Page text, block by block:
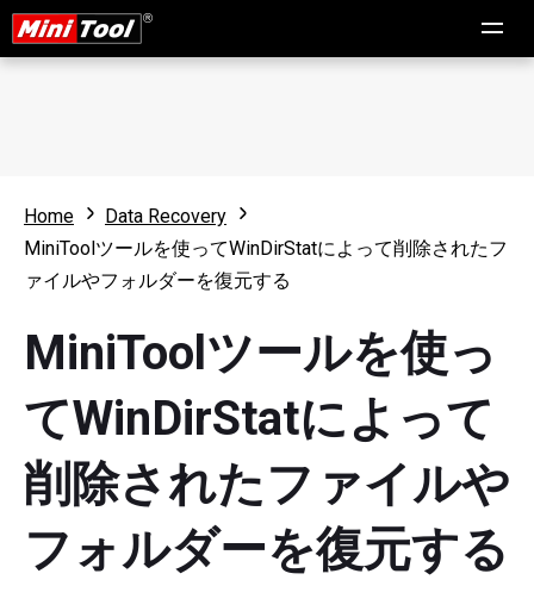
Home
Data Recovery
MiniToolツールを使ってWinDirStatによって削除されたフ
ァイルやフォルダーを復元する
MiniToolツールを使っ
てWinDirStatによって
削除されたファイルや
フォルダーを復元する